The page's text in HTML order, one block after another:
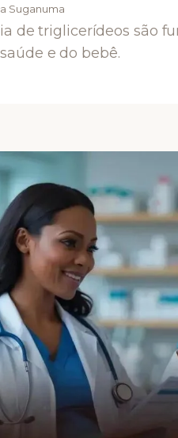
Suganuma
de triglicerídeos são
e do bebê.